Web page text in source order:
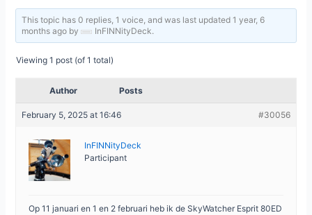
This topic has 0 replies, 1 voice, and was last updated1 year, 6
months ago by InFINNityDeck.
Viewing 1 post (of 1 total)
Author Posts
February 5, 2025 at 16:46 #30056
InFINNityDeck
Participant
Op 11 januari en 1 en 2 februari heb ik de SkyWatcher Esprit 80ED